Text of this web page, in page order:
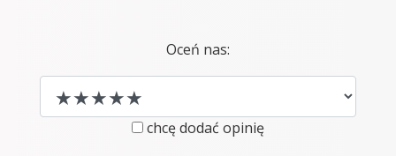
Oceń nas:
chcę dodać opinię